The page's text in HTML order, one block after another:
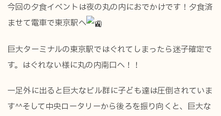
今回の夕食イベントは夜の丸の内におでかけです！夕食済
ませて電車で東京駅へ
巨大ターミナルの東京駅ではぐれてしまったら迷子確定で
す。はぐれない様に丸の内南口へ！！
一足外に出ると巨大なビル群に子ども達は圧倒されていま
す^^そして中央ロータリーから後ろを振り向くと、巨大な